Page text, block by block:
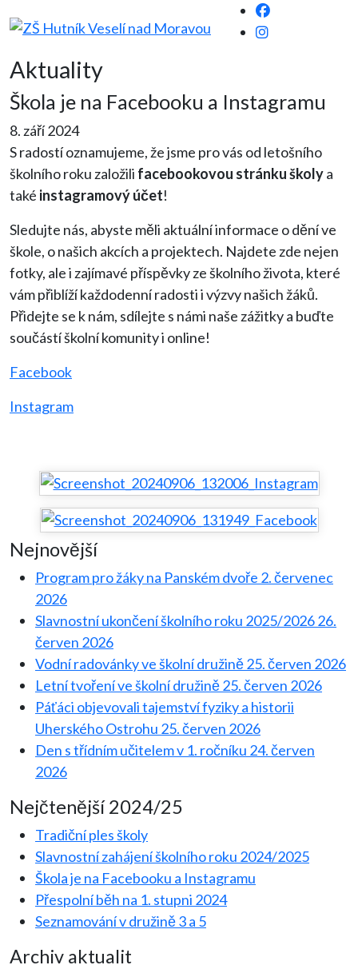
Aktuality
Škola je na Facebooku a Instagramu
8. září 2024
S radostí oznamujeme, že jsme pro vás od letošního
školního roku založili facebookovou stránku školya
také instagramový účet!
Sledujte nás, abyste měli aktuální informace o dění ve
škole, o našich akcích a projektech. Najdete zde nejen
fotky, ale i zajímavé příspěvky ze školního života, které
vám přiblíží každodenní radosti i výzvy našich žáků.
Přidejte se k nám, sdílejte s námi naše zážitky a buďte
součástí školní komunity i online!
Facebook
Instagram
Nejnovější
Program pro žáky na Panském dvoře 2. červenec
2026
Slavnostní ukončení školního roku 2025/202626.
červen 2026
Vodní radovánky ve školní družině25. červen 2026
Letní tvoření ve školní družině25. červen 2026
Páťáci objevovali tajemství fyziky a historii
Uherského Ostrohu 25. červen 2026
Den s třídním učitelem v 1. ročníku 24. červen
2026
Nejčtenější 2024/25
Tradiční ples školy
Slavnostní zahájení školního roku 2024/2025
Škola je na Facebooku a Instagramu
Přespolní běh na 1. stupni 2024
Seznamování v družině 3 a 5
Archiv aktualit